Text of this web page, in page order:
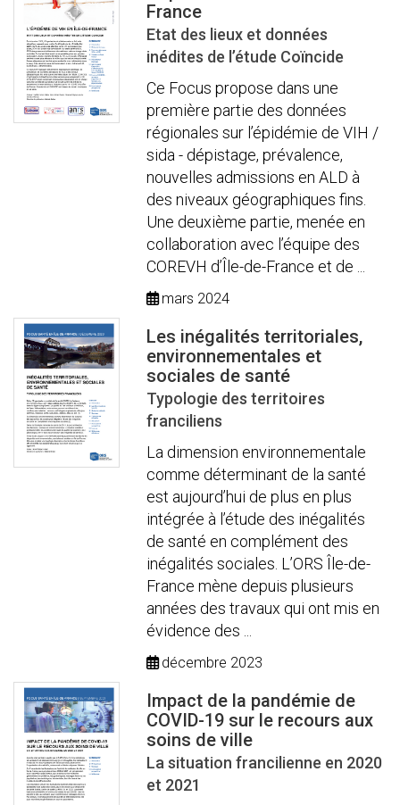
France
Etat des lieux et données
inédites de l’étude Coïncide
Ce Focus propose dans une
première partie des données
régionales sur l’épidémie de VIH /
sida - dépistage, prévalence,
nouvelles admissions en ALD à
des niveaux géographiques fins.
Une deuxième partie, menée en
collaboration avec l’équipe des
COREVH d’Île-de-France et de ...
mars 2024
Les inégalités territoriales,
environnementales et
sociales de santé
Typologie des territoires
franciliens
La dimension environnementale
comme déterminant de la santé
est aujourd’hui de plus en plus
intégrée à l’étude des inégalités
de santé en complément des
inégalités sociales. L’ORS Île-de-
France mène depuis plusieurs
années des travaux qui ont mis en
évidence des ...
décembre 2023
Impact de la pandémie de
COVID-19 sur le recours aux
soins de ville
La situation francilienne en 2020
et 2021